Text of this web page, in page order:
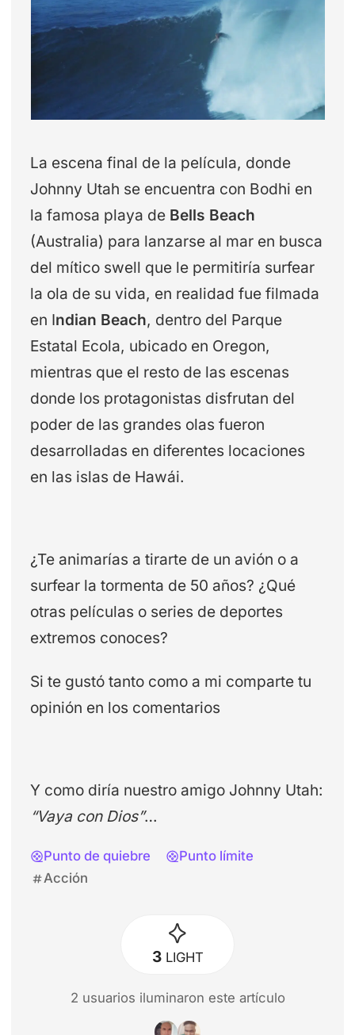
La escena final de la película, donde
Johnny Utah se encuentra con Bodhi en
la famosa playa de Bells Beach
(Australia) para lanzarse al mar en busca
del mítico swell que le permitiría surfear
la ola de su vida, en realidad fue filmada
en Indian Beach, dentro del Parque
Estatal Ecola, ubicado en Oregon,
mientras que el resto de las escenas
donde los protagonistas disfrutan del
poder de las grandes olas fueron
desarrolladas en diferentes locaciones
en las islas de Hawái.
¿Te animarías a tirarte de un avión o a
surfear la tormenta de 50 años? ¿Qué
otras películas o series de deportes
extremos conoces?
Si te gustó tanto como a mi comparte tu
opinión en los comentarios
Y como diría nuestro amigo Johnny Utah:
“Vaya con Dios”…
Punto de quiebre
Punto límite
Acción
3LIGHT
2 usuarios iluminaron este artículo